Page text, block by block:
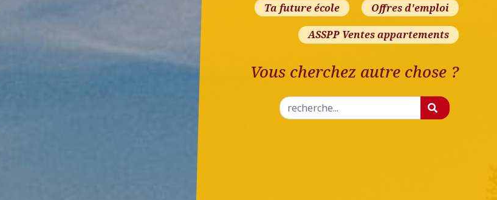
Ta future école Offres d'emploi
ASSPP Ventes appartements
Vous cherchez autre chose ?
Rechercher